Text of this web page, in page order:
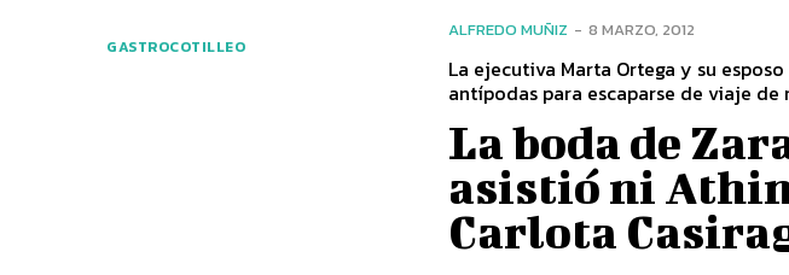
GASTROCOTILLEO
ALFREDO MUÑIZ - 8 MARZO, 2012
La ejecutiva Marta Ortega y su
antípodas para escaparse de viaje de
La boda de
asistió ni
Carlota